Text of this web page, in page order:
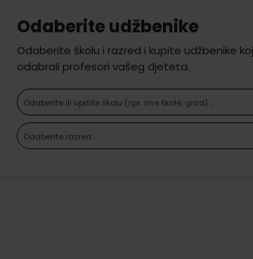
Odaberite udžbenike
Odaberite školu i razred i kupite udžbenike
odabrali profesori vašeg djeteta.
Odaberite ili upišite školu (npr. ime škole, grad) ...
Odaberite razred ...